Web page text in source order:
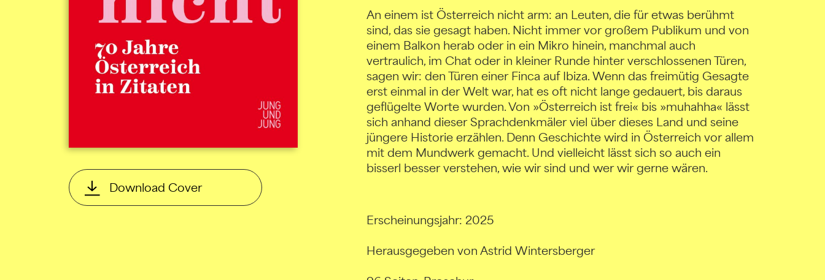
Download Cover
An einem ist Österreich nicht arm: an Leuten, die für etwas berühmt
sind, das sie gesagt haben. Nicht immer vor großem Publikum und von
einem Balkon herab oder in ein Mikro hinein, manchmal auch
vertraulich, im Chat oder in kleiner Runde hinter verschlossenen Türen,
sagen wir: den Türen einer Finca auf Ibiza. Wenn das freimütig Gesagte
erst einmal in der Welt war, hat es oft nicht lange gedauert, bis daraus
geflügelte Worte wurden. Von »Österreich ist frei« bis »muhahha« lässt
sich anhand dieser Sprachdenkmäler viel über dieses Land und seine
jüngere Historie erzählen. Denn Geschichte wird in Österreich vor allem
mit dem Mundwerk gemacht. Und vielleicht lässt sich so auch ein
bisserl besser verstehen, wie wir sind und wer wir gerne wären.
Erscheinungsjahr: 2025
Herausgegeben von Astrid Wintersberger